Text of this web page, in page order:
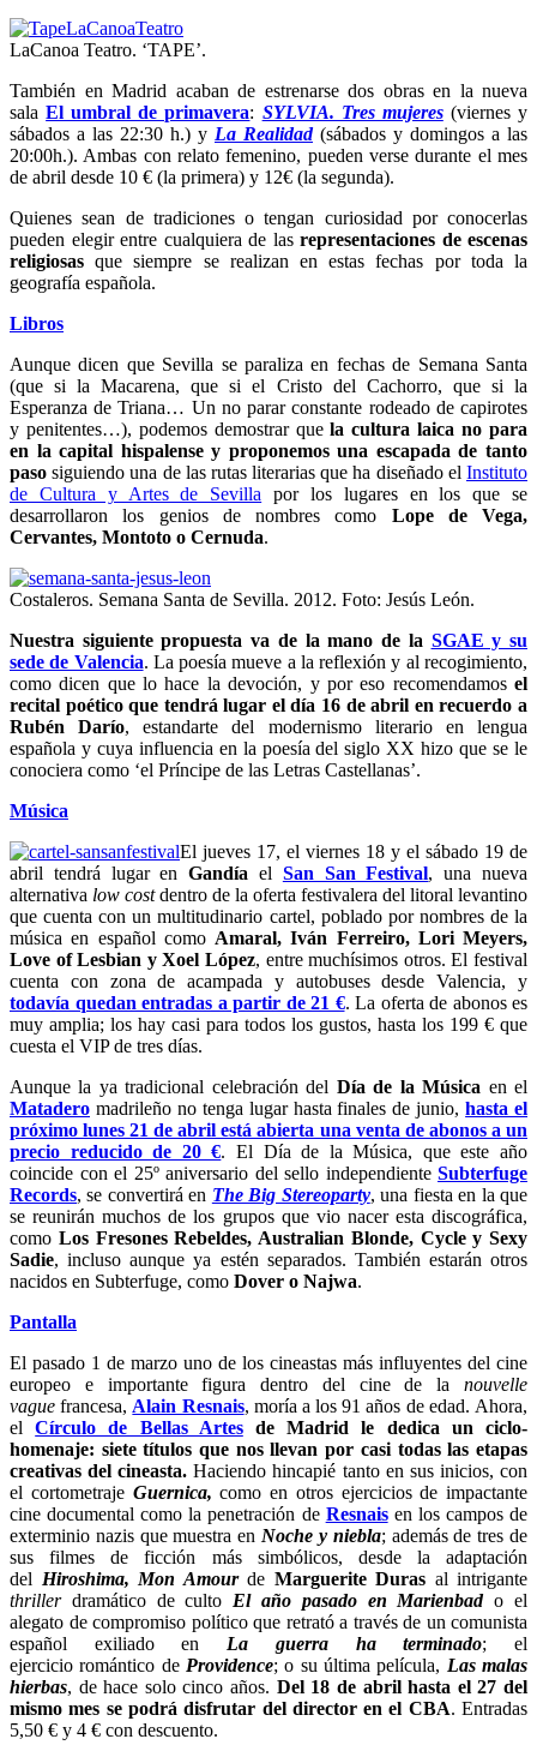
LaCanoa Teatro. ‘TAPE’.
También en Madrid acaban de estrenarse dos obras en la nueva
salaEl umbral de primavera: SYLVIA. Tres mujeres(viernes y
sábados a las 22:30 h.) y La Realidad(sábados y domingos a las
20:00h.). Ambas con relato femenino, pueden verse durante el mes
de abril desde 10 € (la primera) y 12€ (la segunda).
Quienes sean de tradiciones o tengan curiosidad por conocerlas
pueden elegir entre cualquiera de las representaciones de escenas
religiosas que siempre se realizan en estas fechas por toda la
geografía española.
Libros
Aunque dicen que Sevilla se paraliza en fechas de Semana Santa
(que si la Macarena, que si el Cristo del Cachorro, que si la
Esperanza de Triana… Un no parar constante rodeado de capirotes
y penitentes…), podemos demostrar quela cultura laica no para
en la capital hispalense y proponemos una escapada de tanto
paso siguiendo una de las rutas literarias que ha diseñado el Instituto
de Cultura y Artes de Sevilla por los lugares en los que se
desarrollaron los genios de nombres como Lope de Vega,
Cervantes, Montoto o Cernuda.
Costaleros. Semana Santa de Sevilla. 2012. Foto: Jesús León.
Nuestra siguiente propuesta va de la mano de la SGAE y su
sede de Valencia. La poesía mueve a la reflexión y al recogimiento,
como dicen que lo hace la devoción, y por eso recomendamos el
recital poético que tendrá lugar el día 16 de abril en recuerdo a
Rubén Darío, estandarte del modernismo literario en lengua
española y cuya influencia en la poesía del siglo XX hizo que se le
conociera como ‘el Príncipe de las Letras Castellanas’.
Música
El jueves 17, el viernes 18 y el sábado 19 de
abril tendrá lugarenGandía el San San Festival, una nueva
alternativa low costdentro de la oferta festivalera del litoral levantino
que cuenta con un multitudinario cartel, poblado por nombres de la
música en español como Amaral, Iván Ferreiro, Lori Meyers,
Love of Lesbian y Xoel López, entre muchísimos otros. El festival
cuenta con zona de acampada y autobuses desde Valencia, y
todavía quedan entradas a partir de 21 €. La oferta de abonos es
muy amplia; los hay casi para todos los gustos, hasta los 199 € que
cuesta el VIP de tres días.
Aunque la ya tradicional celebración del Día de la Música en el
Matadero madrileño no tenga lugar hasta finales de junio,hasta el
próximo lunes 21 de abril está abierta una venta de abonos a un
precio reducido de 20 €. El Día de la Música, que este año
coincide con el 25º aniversario del sello independiente Subterfuge
Records, se convertirá en The Big Stereoparty, una fiesta en la que
se reunirán muchos de los grupos que vio nacer esta discográfica,
como Los Fresones Rebeldes, Australian Blonde, Cycle y Sexy
Sadie, incluso aunque ya estén separados. También estarán otros
nacidos en Subterfuge, como Dover o Najwa.
Pantalla
El pasado 1 de marzo uno de los cineastas más influyentes del cine
europeo e importante figura dentro del cine de la nouvelle
vague francesa, Alain Resnais, moría a los 91 años de edad. Ahora,
el
Círculo de Bellas Artesde Madrid
le dedica un ciclo-
homenaje: siete títulos que nos llevan por casi todas las etapas
creativas del cineasta. Haciendo hincapié tanto en sus inicios, con
el cortometraje Guernica,como en otros ejercicios de impactante
cine documental como la penetración de Resnais en los campos de
exterminio nazis que muestra enNoche y niebla; además de tres de
sus filmes de ficción más simbólicos, desde la adaptación
del Hiroshima, Mon Amour de Marguerite Duras al intrigante
thrillerdramático de cultoEl año pasado en Marienbado el
alegato de compromiso político que retrató a través de un comunista
español exiliado enLa guerra ha terminado; el
ejercicio romántico de Providence; o su última película, Las malas
hierbas, de hace solo cinco años. Del 18 de abril hasta el 27 del
mismo mes se podrá disfrutar del director en el CBA. Entradas
5,50 € y 4 € con descuento.